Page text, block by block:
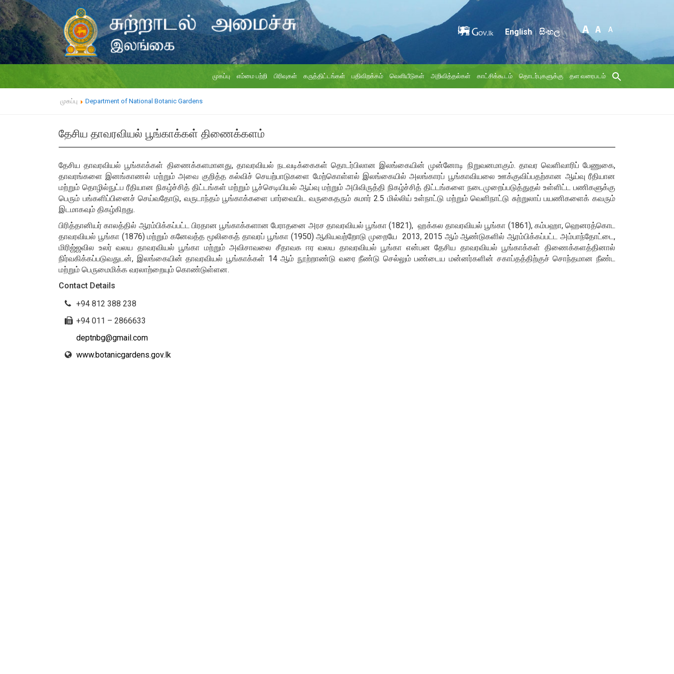
English සිංහල
முகப்பு எம்மை பற்றி பிரிவுகள் கருத்திட்டங்கள் பதிவிறக்கம் வெளியீடுகள் அறிவித்தல்கள் காட்சிக்கூடம் தொடர்புகளுக்கு தள வரைபடம்
முகப்பு Department of National Botanic Gardens
தேசிய தாவரவியல் பூங்காக்கள் திணைக்களம்
தேசிய தாவரவியல் பூங்காக்கள் திணைக்களமானது, தாவரவியல் நடவடிக்கைகள் தொடர்பிலான இலங்கையின் முன்னோடி நிறுவனமாகும். தாவர வெளிவாரிப் பேணுகை,
தாவரங்களை இனங்காணல் மற்றும் அவை குறித்த கல்விச் செயற்பாடுகளை மேற்கொள்ளல் இலங்கையில் அலங்காரப் பூங்காவியலை ஊக்குவிப்பதற்கான ஆய்வு ரீதியான
மற்றும் தொழில்நுட்ப ரீதியான நிகழ்ச்சித் திட்டங்கள் மற்றும் பூச்செடியியல் ஆய்வு மற்றும் அபிவிருத்தி நிகழ்ச்சித் திட்டங்களை நடைமுறைப்படுத்துதல் உள்ளிட்ட பணிகளுக்கு
பெரும் பங்களிப்பினைச் செய்வதோடு, வருடாந்தம் பூங்காக்களை பார்வையிட வருகைதரும் சுமார் 2.5 மில்லிய் உள்நாட்டு மற்றும் வெளிநாட்டு சுற்றுலாப் பயணிகளைக் கவரும்
இடமாகவும் திகழ்கிறது.
பிரித்தானியர் காலத்தில் ஆரம்பிக்கப்பட்ட பிரதான பூங்காக்களான பேராதனை அரச தாவரவியல் பூங்கா (1821), ஹக்கல தாவரவியல் பூங்கா (1861), கம்பஹா, ஹெனரத்கொட
தாவரவியல் பூங்கா (1876) மற்றும் கனேவத்த மூலிகைத் தாவரப் பூங்கா (1950) ஆகியவற்றோடு முறையே 2013, 2015 ஆம் ஆண்டுகளில் ஆரம்பிக்கப்பட்ட அம்பாந்தோட்டை,
மிரிஜ்ஜவில உலர் வலய தாவரவியல் பூங்கா மற்றும் அவிசாவலை சீதாவக ஈர வலய தாவரவியல் பூங்கா என்பன தேசிய தாவரவியல் பூங்காக்கள் திணைக்களத்தினால்
நிர்வகிக்கப்படுவதுடன், இலங்கையின் தாவரவியல் பூங்காக்கள் 14 ஆம் நூற்றாண்டு வரை நீண்டு செல்லும் பண்டைய மன்னர்களின் சகாப்தத்திற்குச் சொந்தமான நீண்ட
மற்றும் பெருமைமிக்க வரலாற்றையும் கொண்டுள்ளன.
Contact Details
+94 812 388 238
+94 011 – 2866633
deptnbg@gmail.com
www.botanicgardens.gov.lk